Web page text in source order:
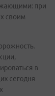
при
своим
в
сегодня